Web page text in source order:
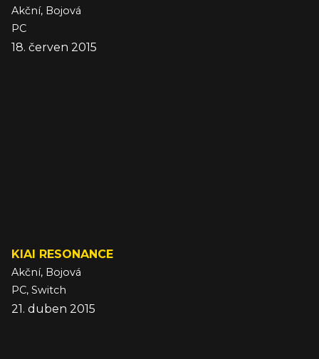
Akční, Bojová
PC
18. červen 2015
KIAI RESONANCE
Akční, Bojová
PC, Switch
21. duben 2015